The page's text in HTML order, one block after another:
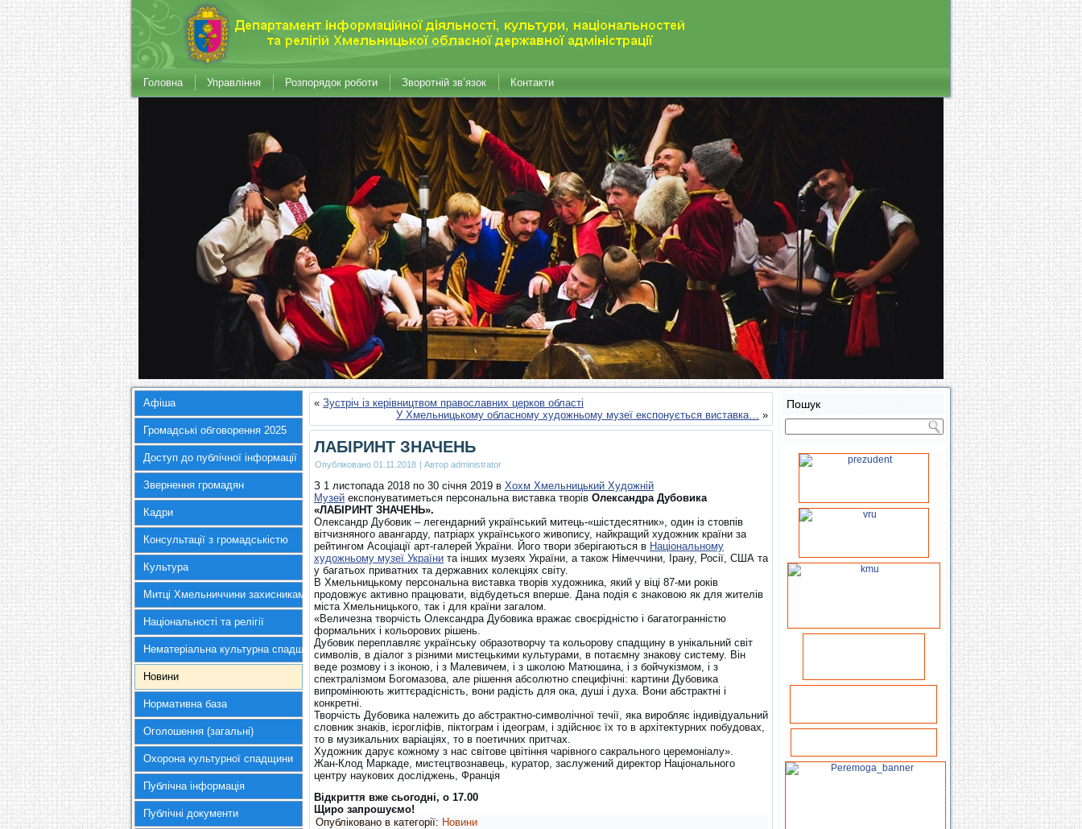
Головна Управління Розпорядок роботи Зворотній зв’язок Контакти
Афіша
Громадські обговорення 2025
Доступ до публічної інформації
Звернення громадян
Кадри
Консультації з громадськістю
Культура
Митці Хмельниччини захисникам України
Національності та релігії
Нематеріальна культурна спадщина
Новини
Нормативна база
Оголошення (загальні)
Охорона культурної спадщини
Публічна інформація
Публічні документи
« Зустріч із керівництвом православних церков області
У Хмельницькому обласному художньому музеї експонується виставка… »
ЛАБІРИНТ ЗНАЧЕНЬ
Опубліковано 01.11.2018 | Автор administrator
З 1 листопада 2018 по 30 січня 2019 в Хохм Хмельницький Художній
Музей експонуватиметься персональна виставка творів Олександра Дубовика
«ЛАБІРИНТ ЗНАЧЕНЬ».
Олександр Дубовик – легендарний український митець-«шістдесятник», один із стовпів
вітчизняного авангарду, патріарх українського живопису, найкращий художник країни за
рейтингом Асоціації арт-галерей України. Його твори зберігаються в Національному
художньому музеї України та інших музеях України, а також Німеччини, Ірану, Росії, США та
у багатьох приватних та державних колекціях світу.
В Хмельницькому персональна виставка творів художника, який у віці 87-ми років
продовжує активно працювати, відбудеться вперше. Дана подія є знаковою як для жителів
міста Хмельницького, так і для країни загалом.
«Величезна творчість Олександра Дубовика вражає своєрідністю і багатогранністю
формальних і кольорових рішень.
Дубовик переплавляє українську образотворчу та кольорову спадщину в унікальний світ
символів, в діалог з різними мистецькими культурами, в потаємну знакову систему. Він
веде розмову і з іконою, і з Малевичем, і з школою Матюшина, і з бойчукізмом, і з
спектралізмом Богомазова, але рішення абсолютно специфічні: картини Дубовика
випромінюють життєрадісність, вони радість для ока, душі і духа. Вони абстрактні і
конкретні.
Творчість Дубовика належить до абстрактно-символічної течії, яка виробляє індивідуальний
словник знаків, ієрогліфів, піктограм і ідеограм, і здійснює їх то в архітектурних побудовах,
то в музикальних варіаціях, то в поетичних притчах.
Художник дарує кожному з нас світове цвітіння чарівного сакрального церемоніалу».
Жан-Клод Маркаде, мистецтвознавець, куратор, заслужений директор Національного
центру наукових досліджень, Франція
Відкриття вже сьогодні, о 17.00
Щиро запрошуємо!
Опубліковано в категорії: Новини
Пошук